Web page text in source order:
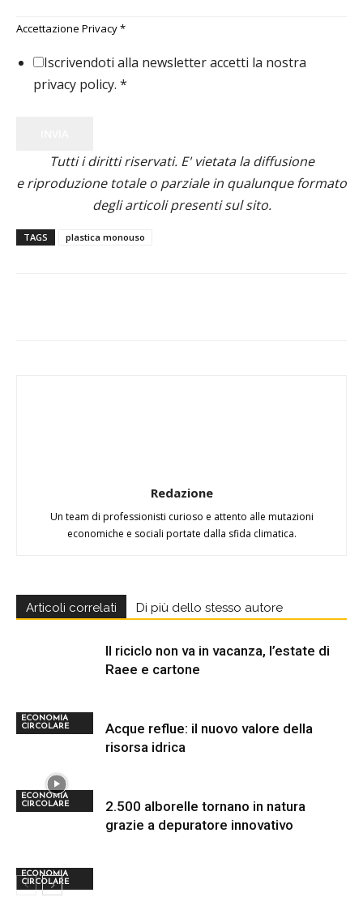
Accettazione Privacy*
Iscrivendoti alla newsletter accetti la nostra
privacy policy. *
Tutti i diritti riservati. E' vietata la diffusione
e riproduzione totale o parziale in qualunque formato
degli articoli presenti sul sito.
TAGS plastica monouso
Redazione
Un team di professionisti curioso e attento alle mutazioni
economiche e sociali portate dalla sfida climatica.
Articoli correlati Di più dello stesso autore
ECONOMIA
CIRCOLARE
Il riciclo non va in vacanza, l’estate di
Raee e cartone
ECONOMIA
CIRCOLARE
Acque reflue: il nuovo valore della
risorsa idrica
ECONOMIA
CIRCOLARE
2.500 alborelle tornano in natura
grazie a depuratore innovativo